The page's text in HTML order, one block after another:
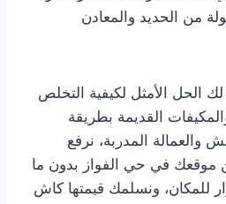
من الحديد والمعادن
الحل الأمثل لكيفية التخلص
القديمة بطريقة
والعمالة المدربة، نرفع
موقعك في حي الفواز بدون ما
للمكان، ونسلمك قيمتها كاش